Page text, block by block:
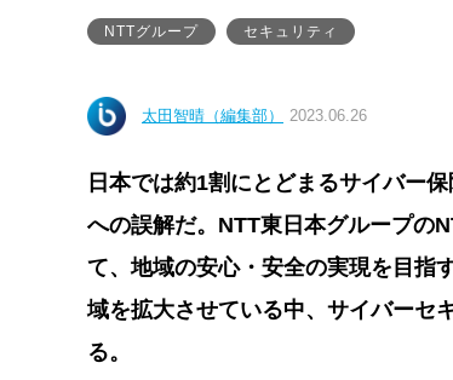
NTTグループ セキュリティ
太田智晴（編集部） 2023.06.26
日本では約1割にとどまるサイバー
への誤解だ。NTT東日本グループの
て、地域の安心・安全の実現を目指
域を拡大させている中、サイバーセ
る。